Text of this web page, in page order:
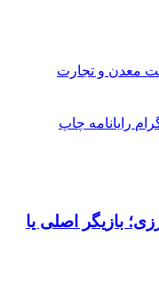
معدن و تجارت
رایانامه چاپ
بازیگر اصلی یا